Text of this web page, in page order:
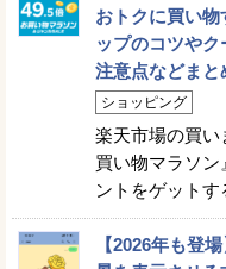
おトクに買い
ップのコツやク
注意点などまと
ショッピング
楽天市場の買い
買い物マラソ
ントをゲット
【2026年も登